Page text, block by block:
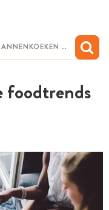
foodtrends